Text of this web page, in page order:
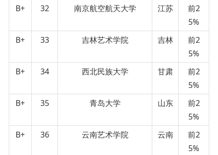
B+
32 南京航空航天大学 江苏
前2
5%
B+
33 吉林艺术学院 吉林
前2
5%
B+
34 西北民族大学 甘肃
前2
5%
B+
35 青岛大学 山东
前2
5%
B+
36 云南艺术学院 云南
前2
5%